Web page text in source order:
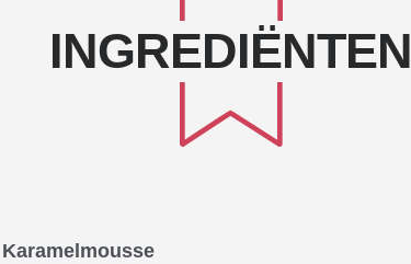
INGREDIËNTEN
Karamelmousse